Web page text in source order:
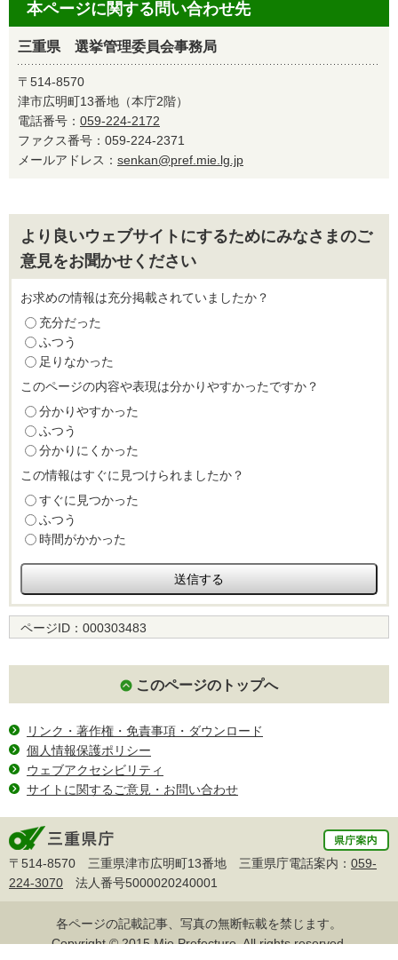
本ページに関する問い合わせ先
三重県 選挙管理委員会事務局
〒514-8570
津市広明町13番地（本庁2階）
電話番号： 059-224-2172
ファクス番号：059-224-2371
メールアドレス： senkan@pref.mie.lg.jp
より良いウェブサイトにするためにみなさまのご
意見をお聞かせください
お求めの情報は充分掲載されていましたか？
充分だった
ふつう
足りなかった
このページの内容や表現は分かりやすかったですか？
分かりやすかった
ふつう
分かりにくかった
この情報はすぐに見つけられましたか？
すぐに見つかった
ふつう
時間がかかった
ページID： 000303483
このページのトップへ
リンク・著作権・免責事項・ダウンロード
個人情報保護ポリシー
ウェブアクセシビリティ
サイトに関するご意見・お問い合わせ
〒514-8570 三重県津市広明町13番地 三重県庁電話案内： 059-
224-3070 法人番号5000020240001
各ページの記載記事、写真の無断転載を禁じます。
Copyright © 2015 Mie Prefecture, All rights reserved.